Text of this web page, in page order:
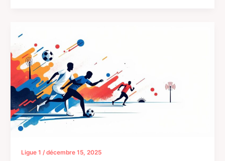
ses
adversaires
tandis
que
Nantes
se
hisse
près
du
podium
Ligue 1 /décembre 15, 2025